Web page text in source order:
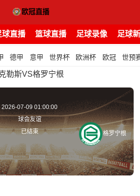
球直播 篮球直播 足球录像 足球
德甲 意甲 世界杯 欧洲杯 欧冠 世预
勒斯VS格罗宁根
2026-07-09 01:00:00
球会友谊
已结束
格罗宁根